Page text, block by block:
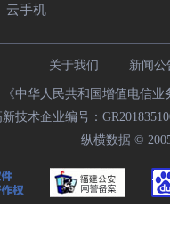
云手机
关于我们 新闻公
《中华人民共和国增值电信
新技术企业编号：
纵横数据 ©